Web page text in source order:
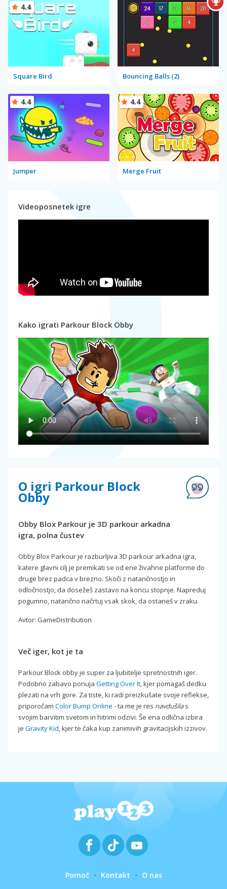
Square Bird
4.4
Bouncing Balls (2)
Jumper
4.4
Merge Fruit
4.4
Videoposnetek igre
Kako igrati Parkour Block Obby
O igri Parkour Block
Obby
Obby Blox Parkour je 3D parkour arkadna
igra, polna čustev
Obby Blox Parkour je razburljiva 3D parkour arkadna igra,
katere glavni cilj je premikati se od ene živahne platforme do
druge brez padca v brezno. Skoči z natančnostjo in
odločnostjo, da dosežeš zastavo na koncu stopnje. Napreduj
pogumno, natančno načrtuj vsak skok, da ostaneš v zraku.
Avtor: GameDistribution
Več iger, kot je ta
Parkour Block obby je super za ljubitelje spretnostnih iger.
Podobno zabavo ponuja Getting Over It, kjer pomagaš dedku
plezati na vrh gore. Za tiste, ki radi preizkušate svoje reflekse,
priporočam Color Bump Online - ta me je res navdušilas
svojim barvitim svetom in hitrimi odzivi. Še ena odlična izbira
je Gravity Kid, kjer te čaka kup zanimivih gravitacijskih izzivov.
Pomoč Kontakt O nas